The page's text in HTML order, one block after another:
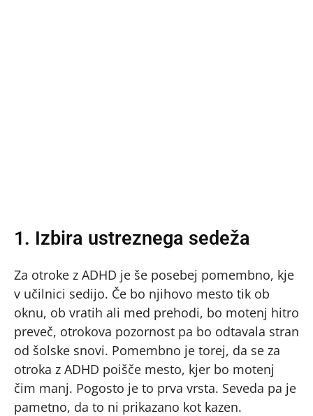
1. Izbira ustreznega sedeža
Za otroke z ADHD je še posebej pomembno, kje
v učilnici sedijo. Če bo njihovo mesto tik ob
oknu, ob vratih ali med prehodi, bo motenj hitro
preveč, otrokova pozornost pa bo odtavala stran
od šolske snovi. Pomembno je torej, da se za
otroka z ADHD poišče mesto, kjer bo motenj
čim manj. Pogosto je to prva vrsta. Seveda pa je
pametno, da to ni prikazano kot kazen.